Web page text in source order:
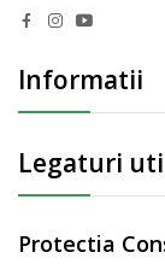
Informatii
Legaturi
Protectia